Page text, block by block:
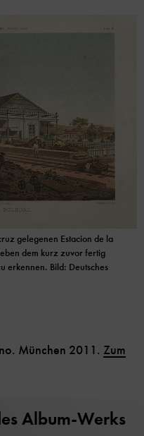
gelegenen Estacion de la
dem kurz zuvor fertig
erkennen. Bild: Deutsches
München 2011. Zum
Album-Werks